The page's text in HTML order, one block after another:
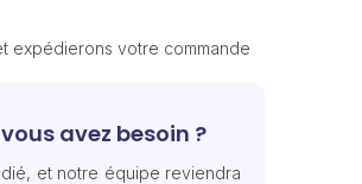
expédierons votre commande
avez besoin ?
et notre équipe reviendra